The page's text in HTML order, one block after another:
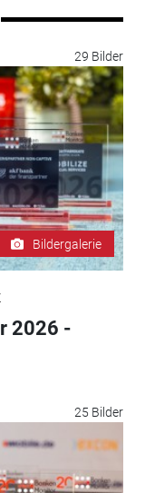
29 Bilder
Bildergalerie
2026 -
25 Bilder